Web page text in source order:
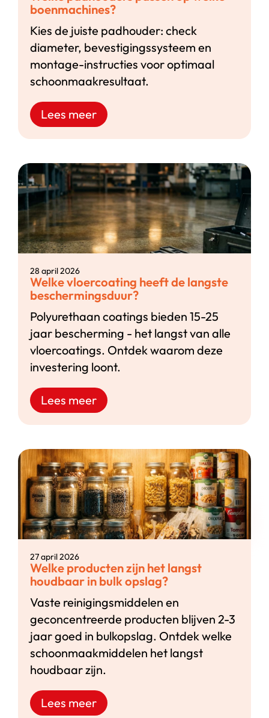
boenmachines?
Kies de juiste padhouder: check
diameter, bevestigingssysteem en
montage-instructies voor optimaal
schoonmaakresultaat.
Lees meer
28 april 2026
Welke vloercoating heeft de langste
beschermingsduur?
Polyurethaan coatings bieden 15-25
jaar bescherming - het langst van alle
vloercoatings. Ontdek waarom deze
investering loont.
Lees meer
27 april 2026
Welke producten zijn het langst
houdbaar in bulk opslag?
Vaste reinigingsmiddelen en
geconcentreerde producten blijven 2-3
jaar goed in bulkopslag. Ontdek welke
schoonmaakmiddelen het langst
houdbaar zijn.
Lees meer